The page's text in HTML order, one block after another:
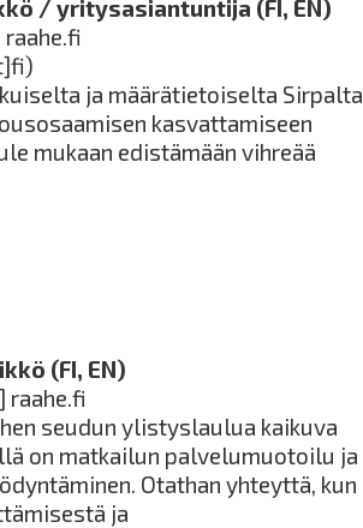
/ yritysasiantuntija (FI, EN)
raahe.fi
ja määrätietoiselta Sirpalta
kasvattamiseen
mukaan edistämään vihreää
(FI, EN)
raahe.fi
seudun ylistyslaulua kaikuva
on matkailun palvelumuotoilu ja
Otathan yhteyttä, kun
ja